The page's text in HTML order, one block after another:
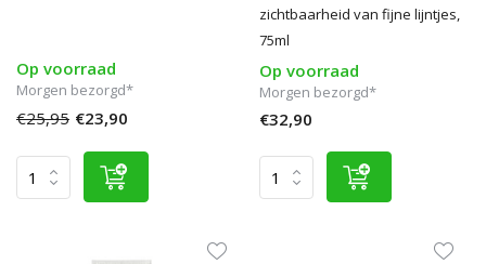
Op voorraad
Morgen bezorgd*
€25,95 €23,90
zichtbaarheid van fijne lijntjes,
75ml
Op voorraad
Morgen bezorgd*
€32,90